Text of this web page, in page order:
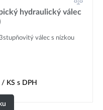
hydraulický válec
válec s nízkou
KS s DPH